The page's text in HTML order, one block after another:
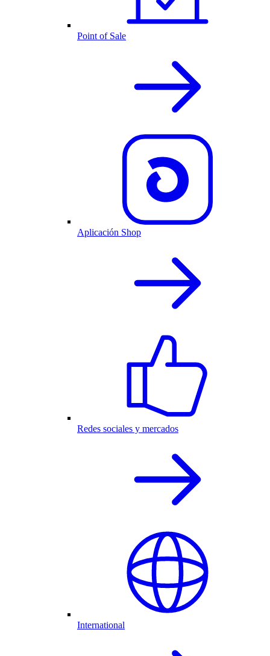
Point of Sale
Aplicación Shop
Redes sociales y mercados
International